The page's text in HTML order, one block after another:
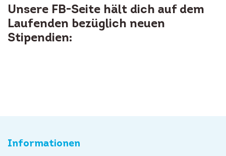
Unsere FB-Seite hält dich auf dem
Laufenden bezüglich neuen
Stipendien:
Informationen